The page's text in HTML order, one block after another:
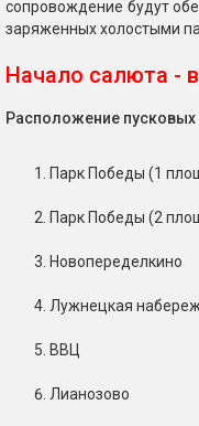
сопровождение будут
заряженных холостыми
Начало салюта -
Расположение
Парк Победы (1
Парк Победы (2
Новопеределкино
Лужнецкая
ВВЦ
Лианозово